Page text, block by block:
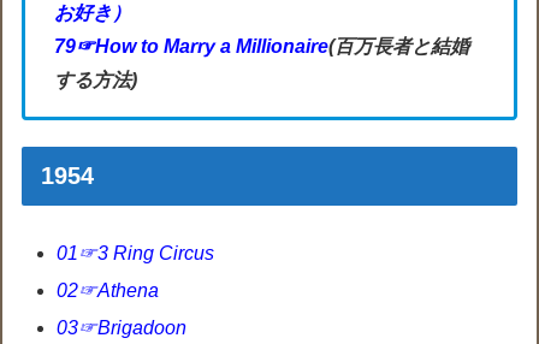
お好き）
79☞How to Marry a Millionaire(百万長者と結婚
する方法)
1954
01☞3 Ring Circus
02☞Athena
03☞Brigadoon